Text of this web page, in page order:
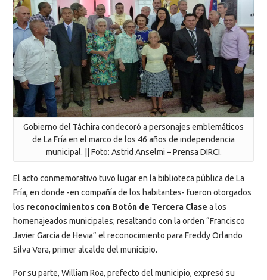
Gobierno del Táchira condecoró a personajes emblemáticos
de La Fría en el marco de los 46 años de independencia
municipal. || Foto: Astrid Anselmi – Prensa DIRCI.
El acto conmemorativo tuvo lugar en la biblioteca pública de La
Fría, en donde -en compañía de los habitantes- fueron otorgados
los reconocimientos con Botón de Tercera Clase a los
homenajeados municipales; resaltando con la orden “Francisco
Javier García de Hevia” el reconocimiento para Freddy Orlando
Silva Vera, primer alcalde del municipio.
Por su parte, William Roa, prefecto del municipio, expresó su